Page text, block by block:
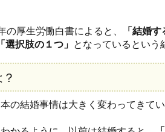
の厚生労働白書によると、
「結婚
「選択肢の１つ」 となっているという
の結婚事情は大きく変わってきてい